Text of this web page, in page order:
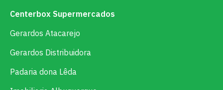
Centerbox Supermercados
Gerardos Atacarejo
Gerardos Distribuidora
Padaria dona Lêda